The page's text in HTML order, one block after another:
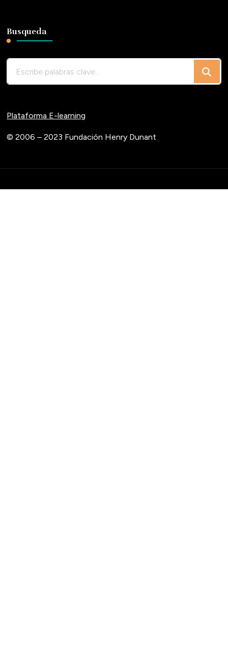
Busqueda
Plataforma E-learning
© 2006 – 2023 Fundación Henry Dunant